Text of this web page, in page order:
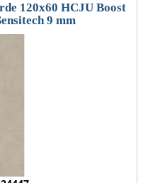
120x60 HCJU Boost
9 mm